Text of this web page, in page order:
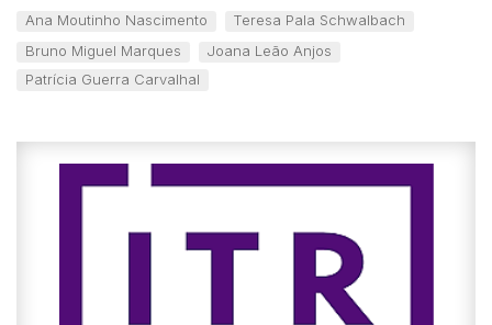
Ana Moutinho Nascimento
Teresa Pala Schwalbach
Bruno Miguel Marques
Joana Leão Anjos
Patrícia Guerra Carvalhal